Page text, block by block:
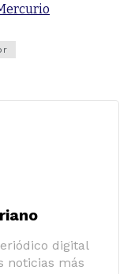
digital
noticias más